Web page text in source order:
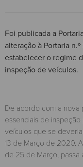
Foi publicada a
alteração à Portaria
estabelecer o regime
inspeção de veículos.
De acordo com a nova
essenciais de
veículos que se
13 de Março de 2020.
de 25 de Março, passa